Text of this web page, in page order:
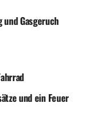
Gasgeruch
und ein Feuer